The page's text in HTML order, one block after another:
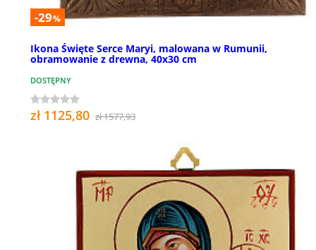
-29%
Ikona Święte Serce Maryi, malowana w Rumunii,
obramowanie z drewna, 40x30 cm
DOSTĘPNY
zł 1125,80 zł 1577,93